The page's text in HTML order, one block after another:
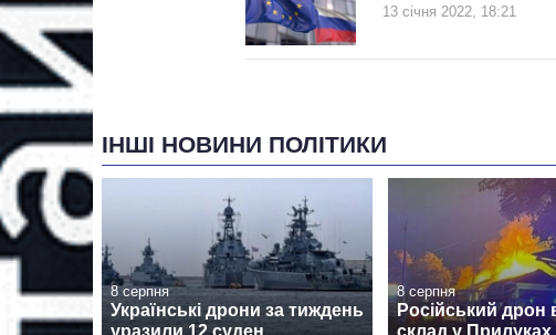
13 січня 2022, 18:21
ІНШІ НОВИНИ ПОЛІТИКИ
8 серпня
Українські дрони за тиждень
8 серпня
Російський дрон